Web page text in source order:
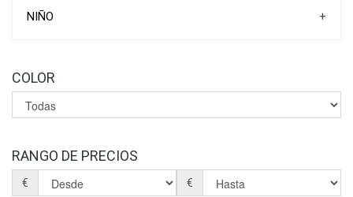
MONTAÑA-TRAIL-SENDERISMO-TREKKING-CAZA-
ZAPATILLAS ESTAR POR CASA
CHANCLAS
NIÑO +
ZAPATOS DE COMUNIÓN
ZAPATILLAS ESTAR POR CASA
BOTAS DE AGUA
CHANCLAS
COLOR
RANGO DE PRECIOS
€ €